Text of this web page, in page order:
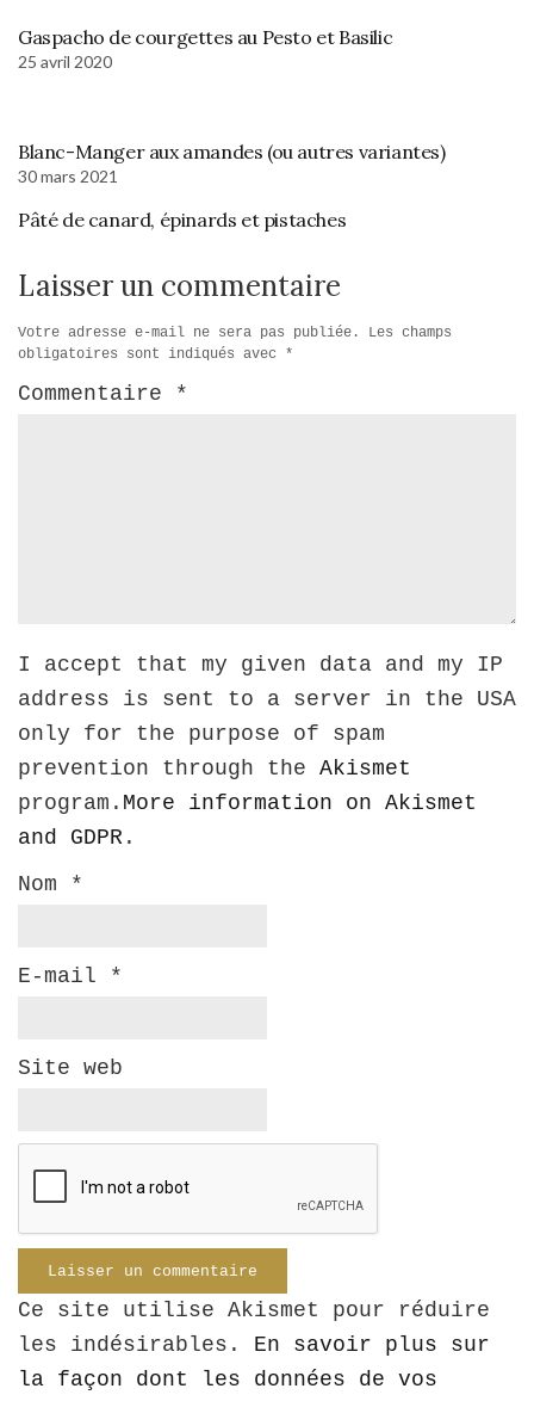
Gaspacho de courgettes au Pesto et Basilic
25 avril 2020
Blanc-Manger aux amandes (ou autres variantes)
30 mars 2021
Pâté de canard, épinards et pistaches
Laisser un commentaire
Votre adresse e-mail ne sera pas publiée.
Les champs
obligatoires sont indiqués avec *
Commentaire *
I accept that my given data and my IP
address is sent to a server in the USA
only for the purpose of spam
prevention through the Akismet
program. More information on Akismet
and GDPR .
Nom *
E-mail *
Site web
Ce site utilise Akismet pour réduire
les indésirables. En savoir plus sur
la façon dont les données de vos